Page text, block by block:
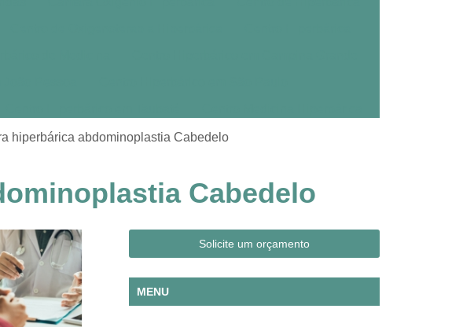
Medicina Hiperbárica
Clínica de Oxigenoterapia Hiperbárica
Pessoa
Clínica Hiperbárica em São Paulo
Clínica para Hiperbárica
Oxigenação Hiperbárica
Oxigenação Hiperbárica em Campina Grande
João Pessoa
Oxigenação Hiperbárica em São Paulo
Sorocaba
hiperbárica abdominoplastia Cabedelo
Cabedelo
Solicite um orçamento
MENU